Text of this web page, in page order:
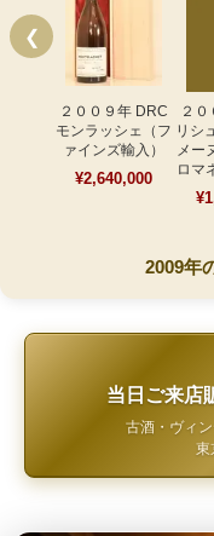
❮
２００９年 DRC
モンラッシェ（フ
ァインズ輸入）
¥2,640,000
２
リシ
メー
ロマ
2009年
当日ご来店
古酒・ヴィ
東